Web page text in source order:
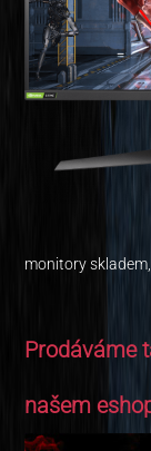
monitory
Prodáváme
našem